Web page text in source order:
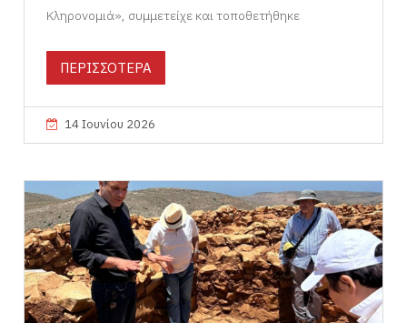
Κληρονομιά», συμμετείχε και τοποθετήθηκε
ΠΕΡΙΣΣΟΤΕΡΑ
14 Ιουνίου 2026